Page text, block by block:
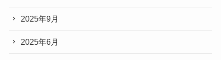
2025年9月
2025年6月